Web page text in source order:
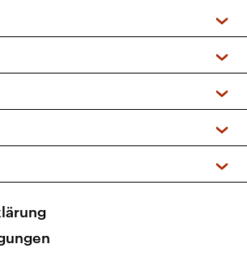
und Podcasts
Kinderprogramm
(UKW + DAB+)